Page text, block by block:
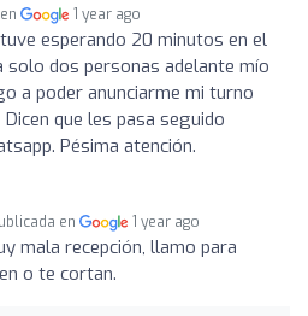
1 year ago
esperando 20 minutos en el
solo dos personas adelante mío
a poder anunciarme mi turno
que les pasa seguido
Pésima atención.
en 1 year ago
mala recepción, llamo para
o te cortan.